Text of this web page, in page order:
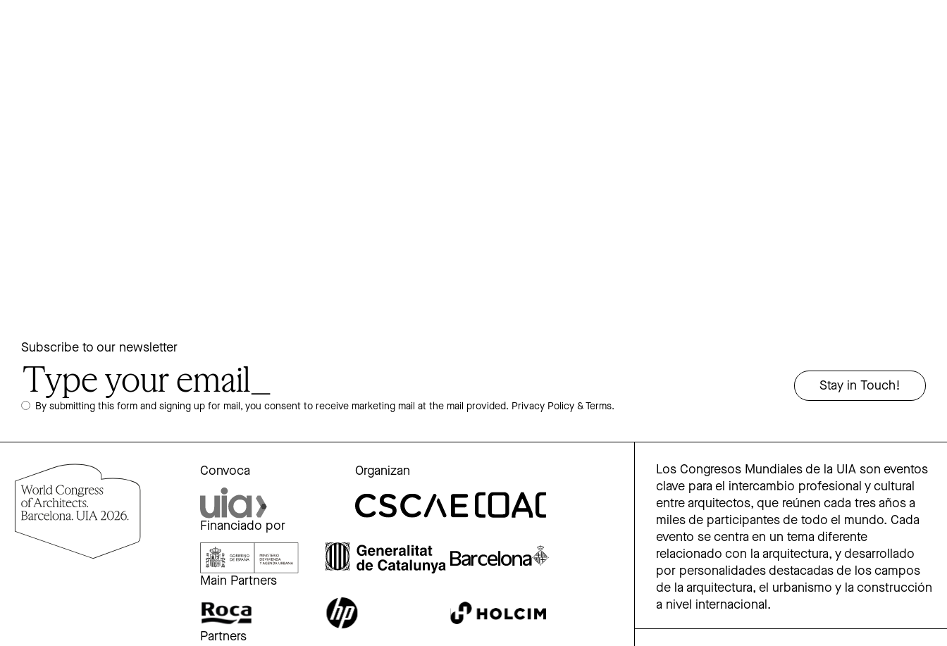
Subscribe to our newsletter
By submitting this form and signing up for mail, you consent to receive marketing mail at the mail provided. Privacy Policy & Terms.
Convoca Organizan
Financiado por
Main Partners
Partners
Los Congresos Mundiales de la UIA son eventos
clave para el intercambio profesional y cultural
entre arquitectos, que reúnen cada tres años a
miles de participantes de todo el mundo. Cada
evento se centra en un tema diferente
relacionado con la arquitectura, y desarrollado
por personalidades destacadas de los campos
de la arquitectura, el urbanismo y la construcción
a nivel internacional.